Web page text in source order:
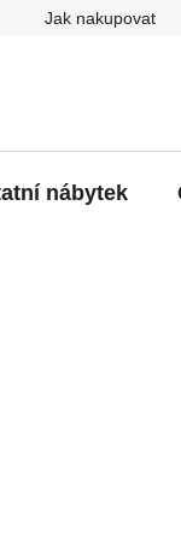
Jak nakupovat
nábytek